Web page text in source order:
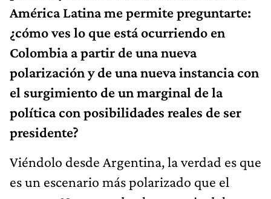
América Latina me permite preguntarte:
¿cómo ves lo que está ocurriendo en
Colombia a partir de una nueva
polarización y de una nueva instancia con
el surgimiento de un marginal de la
política con posibilidades reales de ser
presidente?
Viéndolo desde Argentina, la verdad es que
es un escenario más polarizado que el